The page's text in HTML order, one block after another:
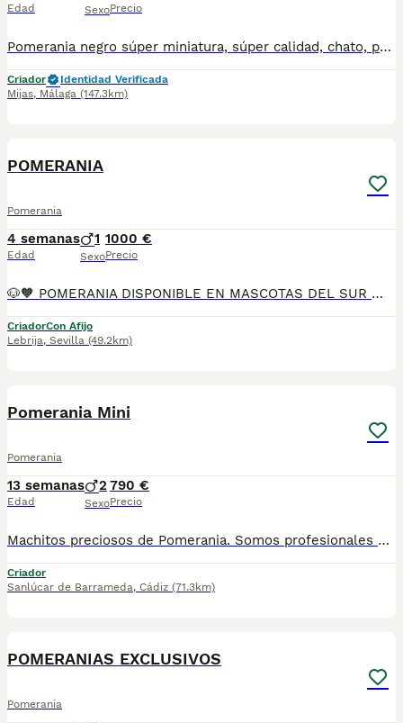
Edad SexoPrecio
Pomerania negro súper miniatura, súper calidad, chato, pequeño y con muchísimo pelo, auténtico Pomerania, hijo y descendiente de campeones y multicampeones. Listo para entregar con contrato y garantías por escrito.
Criador
Identidad Verificada
Mijas, Málaga (147.3km)
POMERANIA
Pomerania
4 semanas
Edad
1
Sexo
1000 €
Precio
🐶🧡 POMERANIA DISPONIBLE EN MASCOTAS DEL SUR 🧡🐶 ¿Te gustaría compartir tu vida con un pequeño compañero lleno de alegría y ternura? En Mascotas del Sur tenemos disponible un precioso Pomerania, criado con mucho cariño, atención personalizada y en un ambiente familiar desde sus primeros días. Somos un criadero con Núcleo Zoológico autorizado, licencia de apertura y código de explotación, ofreciendo confianza, transparencia y todas las garantías para que puedas incorporar a tu familia un cachorro criado de forma responsable. 📍 Ubicados en Sevilla 📞 611 723 226 📸 Instagram: @mimascotasdelsur057 Descubre más fotos y vídeos reales de nuestros cachorros. Nuestro cachorro se entrega: ✅ Revisado por veterinario. ✅ Con microchip. ✅ Pasaporte y cartilla sanitaria. ✅ Vacunado y desparasitado. ✅ Contrato con garantías víricas y congénitas. 🚚 Realizamos envíos a toda España. (El coste del transporte no está incluido en el precio del cachorro). También ofrecemos: 🏡 Recogida en nuestras instalaciones. 📱 Videollamada para conocer al cachorro antes de realizar la reserva. 🔒 Posibilidad de reserva y pago contrareembolso. 💶 El precio publicado en el anuncio es el precio real. 🐾 Nuestros Pomeranias crecen rodeados de cariño, con una excelente socialización y todos los cuidados necesarios para convertirse en compañeros felices, equilibrados y perfectamente adaptados a su nuevo hogar. Solo atendemos a personas realmente interesadas en ofrecer un hogar responsable, lleno de amor y cuidados para toda la vida. #Pomerania #Pomeranian #SpitzAleman #PomeraniaEspaña #CachorroPomerania #PerrosDeCompañia #MascotasDelSur057 #MascotasDelSur #CachorrosSevilla #CriaderoAutorizado #NucleoZoologico #CachorrosConAmor #PerrosFelices #CachorrosEspaña #AmorAnimal
CriadorCon Afijo
Lebrija, Sevilla (49.2km)
Pomerania Mini
Pomerania
13 semanas
Edad
2
Sexo
790 €
Precio
Machitos preciosos de Pomerania. Somos profesionales con años de experiencia. Diariamente mimamos y supervisamos a nuestros cachorritos. Entregamos con Revisión Veterinaria, Factura de compra, garantía vírica, formulario de reconocimiento de raza pura, junto con su cartilla de vacunación y desparasitacion al día de la entrega. Hacemos envíos a toda la península y Baleares mediante servicio propio de transporte. Posibilidad de pago contrareembolso. Para más información no dude en contactar con nosotros. TLF: 649297709. Solo atiendo wasap o tlf. Gracias
Criador
Sanlúcar de Barrameda, Cádiz (71.3km)
POMERANIAS EXCLUSIVOS
Pomerania